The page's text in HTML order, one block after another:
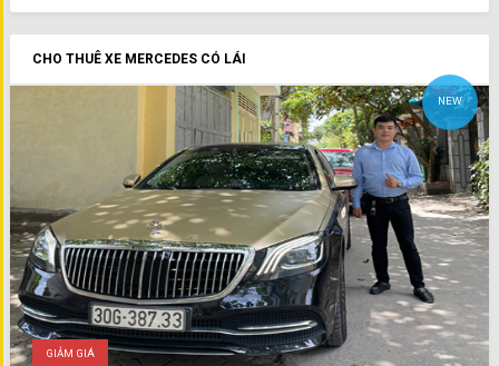
CHO THUÊ XE MERCEDES CÓ LÁI
NEW
GIẢM GIÁ